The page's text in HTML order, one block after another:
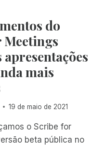
do
mais
19 de maio de 2021
o Scribe for
beta pública no